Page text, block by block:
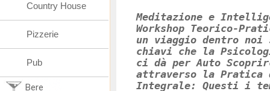
Meditazione e
Workshop Teorico-
un viaggio dentro
chiavi che la
ci dà per Auto
attraverso la Pratica
Integrale: Questi i
Country House
Pizzerie
Pub
Bere